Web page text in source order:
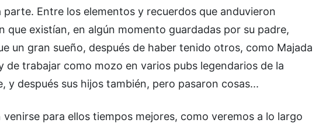
Entre los elementos y recuerdos que anduvieron
que existían, en algún momento guardadas por su padre,
un gran sueño, después de haber tenido otros, como Majada
de trabajar como mozo en varios pubs legendarios de la
después sus hijos también, pero pasaron cosas...
para ellos tiempos mejores, como veremos a lo largo